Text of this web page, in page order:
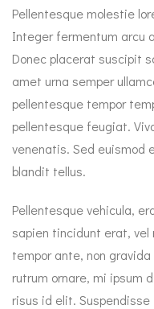
Pellentesque molestie
Integer fermentum arcu
Donec placerat suscipit
amet urna semper
pellentesque tempor
pellentesque feugiat.
venenatis. Sed euismod
blandit tellus.
Pellentesque vehicula,
sapien tincidunt erat, vel
tempor ante, non
rutrum ornare, mi ipsum
risus id elit.